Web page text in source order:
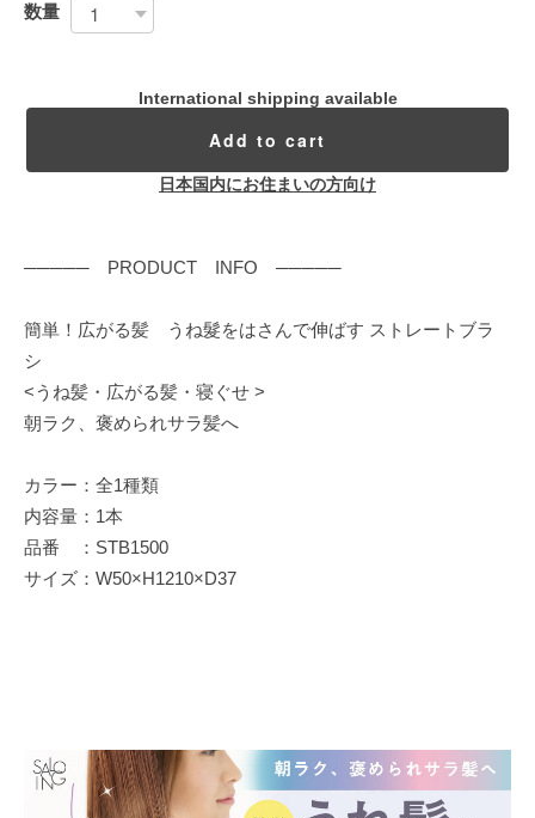
数量
International shipping available
Add to cart
日本国内にお住まいの方向け
───── PRODUCT INFO ─────
簡単！広がる髪 うね髮をはさんで伸ばす ストレートブラ
シ
<うね髪・広がる髪・寝ぐせ >
朝ラク、褒められサラ髪へ
カラー：全1種類
内容量：1本
品番 ：STB1500
サイズ：W50×H1210×D37